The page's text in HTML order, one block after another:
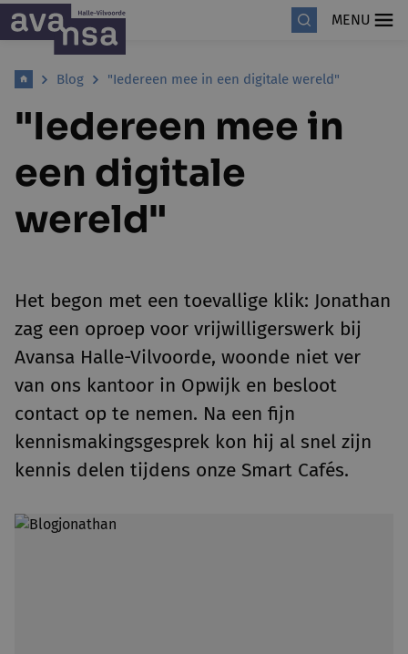
MENU
Blog "Iedereen mee in een digitale wereld"
"Iedereen mee in
een digitale
wereld"
Het begon met een toevallige klik: Jonathan
zag een oproep voor vrijwilligerswerk bij
Avansa Halle-Vilvoorde, woonde niet ver
van ons kantoor in Opwijk en besloot
contact op te nemen. Na een fijn
kennismakingsgesprek kon hij al snel zijn
kennis delen tijdens onze Smart Cafés.